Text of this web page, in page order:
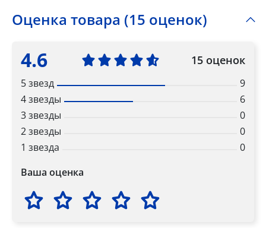
Оценка товара (15 оценок)
4.6 15 оценок
5 звезд
9
4 звезды
6
3 звезды
0
2 звезды
0
1 звезда
0
Ваша оценка